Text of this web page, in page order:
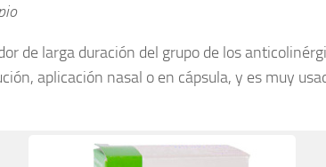
de larga duración del grupo de los
aplicación nasal o en cápsula, y es muy